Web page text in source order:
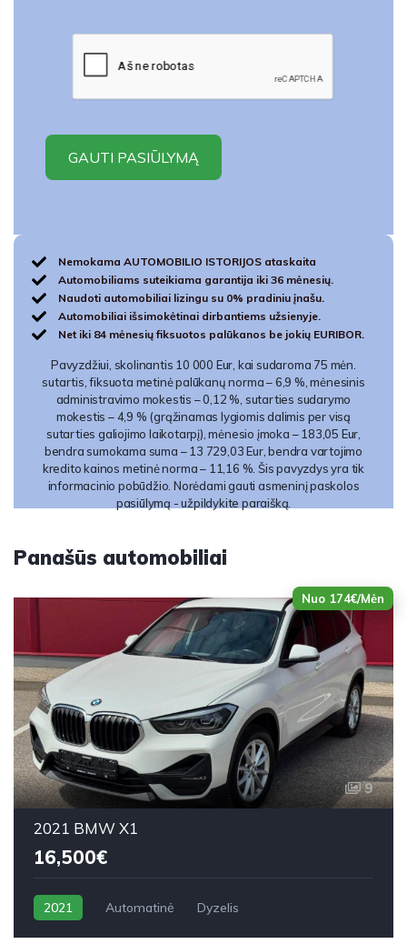
Nemokama AUTOMOBILIO ISTORIJOS ataskaita
Automobiliams suteikiama garantija iki 36 mėnesių.
Naudoti automobiliai lizingu su 0% pradiniu įnašu.
Automobiliai išsimokėtinai dirbantiems užsienyje.
Net iki 84 mėnesių fiksuotos palūkanos be jokių EURIBOR.
Pavyzdžiui, skolinantis 10 000 Eur, kai sudaroma 75 mėn.
sutartis, fiksuota metinė palūkanų norma – 6,9 %, mėnesinis
administravimo mokestis – 0,12 %, sutarties sudarymo
mokestis – 4,9 % (grąžinamas lygiomis dalimis per visą
sutarties galiojimo laikotarpį), mėnesio įmoka – 183,05 Eur,
bendra sumokama suma – 13 729,03 Eur, bendra vartojimo
kredito kainos metinė norma – 11,16 %. Šis pavyzdys yra tik
informacinio pobūdžio. Norėdami gauti asmeninį paskolos
pasiūlymą - užpildykite paraišką.
Panašūs automobiliai
Nuo 174€/Mėn
9
2021 BMW X1
16,500€
2021 Automatinė Dyzelis